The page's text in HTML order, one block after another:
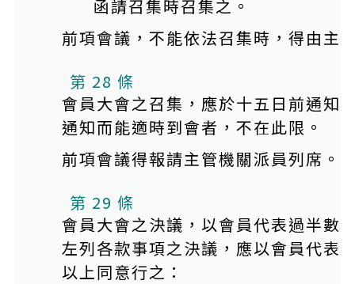
函請召集時召集之。
前項會議，不能依法召集時，得由主
第 28 條
會員大會之召集，應於十五日前通知
通知而能適時到會者，不在此限。
前項會議得報請主管機關派員列席。
第 29 條
會員大會之決議，以會員代表過半數
左列各款事項之決議，應以會員代表
以上同意行之：